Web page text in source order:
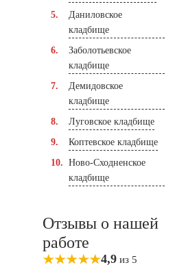
Даниловское
кладбище
Заболотьевское
кладбище
Демидовское
кладбище
Луговское кладбище
Коптевское кладбище
Ново-Сходненское
кладбище
Отзывы о нашей
работе
4,9 из 5